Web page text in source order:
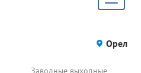
Орел
Заводные выходные